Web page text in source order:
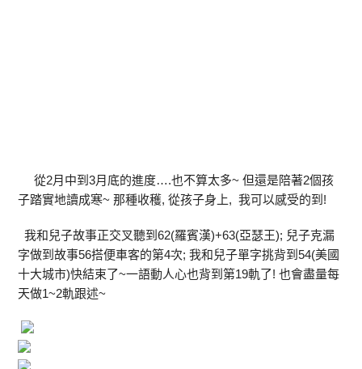
從2月中到3月底的進度….也不算太多~ 但還是陪著2個孩
子踏實地讀成寒~ 那種收穫, 從孩子身上, 我可以感受的到!
我和兒子故事正交叉聽到62(羅賓漢)+63(亞瑟王); 兒子克漏
字做到故事56搭便車客的第4次; 我和兒子單字挑背到54(美國
十大城市)快結束了~一語動人心也背到第19軌了! 也會盡量每
天做1~2軌跟述~